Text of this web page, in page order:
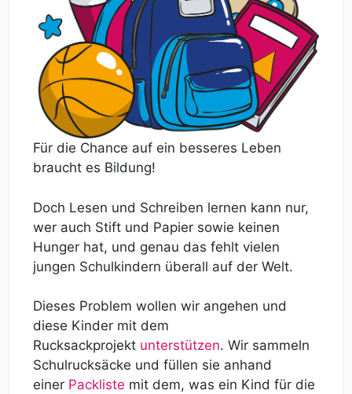
Für die Chance auf ein besseres Leben
braucht es Bildung!
Doch Lesen und Schreiben lernen kann nur,
wer auch Stift und Papier sowie keinen
Hunger hat, und genau das fehlt vielen
jungen Schulkindern überall auf der Welt.
Dieses Problem wollen wir angehen und
diese Kinder mit dem
Rucksackprojekt unterstützen. Wir sammeln
Schulrucksäcke und füllen sie anhand
einer Packliste mit dem, was ein Kind für die